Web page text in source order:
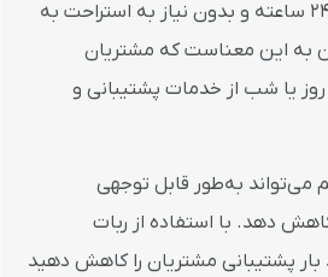
ربات می‌تواند به‌صورت 24 ساعته و بدون نیاز به استراحت به
به این معناست که مشتریان
روز یا شب از خدمات پشتیبانی و
می‌تواند به‌طور قابل توجهی
دهد. با استفاده از ربات
پشتیبانی مشتریان را کاهش دهید